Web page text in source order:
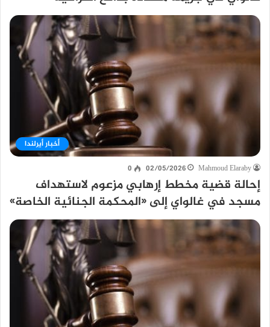
أخبار أيرلندا
Mahmoud Elaraby
02/05/2026
0
إحالة قضية مخطط إرهابي مزعوم لاستهداف
مسجد في غالواي إلى «المحكمة الجنائية الخاصة»